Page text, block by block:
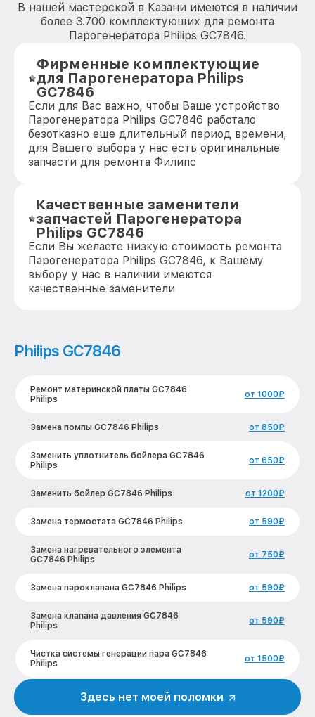
В нашей мастерской в Казани имеются в наличии
более 3.700 комплектующих для ремонта
Парогенератора Philips GC7846.
Фирменные комплектующие
для Парогенератора Philips
GC7846
Если для Вас важно, чтобы Ваше устройство
Парогенератора Philips GC7846 работало
безотказно еще длительный период времени,
для Вашего выбора у нас есть оригинальные
запчасти для ремонта Филипс
Качественные заменители
запчастей Парогенератора
Philips GC7846
Если Вы желаете низкую стоимость ремонта
Парогенератора Philips GC7846, к Вашему
выбору у нас в наличии имеются
качественные заменители
Philips GC7846
Ремонт материнской платы GC7846
Philips
от 1000₽
Замена помпы GC7846 Philips от 850₽
Заменить уплотнитель бойлера GC7846
Philips
от 650₽
Заменить бойлер GC7846 Philips от 1200₽
Замена термостата GC7846 Philips от 590₽
Замена нагревательного элемента
GC7846 Philips
от 750₽
Замена пароклапана GC7846 Philips от 590₽
Замена клапана давления GC7846
Philips
от 590₽
Чистка системы генерации пара GC7846
Philips
от 1500₽
Профилактическая чистка GC7846
Здесь нет моей поломки